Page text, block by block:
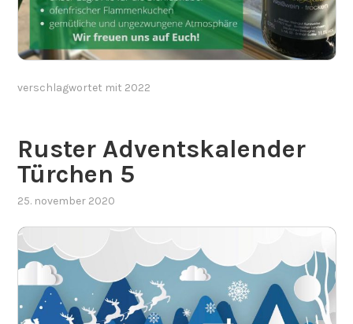
verschlagwortet mit 2022
Ruster Adventskalender
Türchen 5
25. november 2020